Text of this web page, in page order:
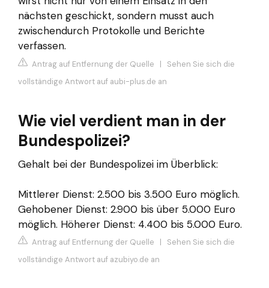
nächsten geschickt, sondern musst auch
zwischendurch Protokolle und Berichte
verfassen.
Antrag auf Entfernung der Quelle | Sehen Sie sich die
vollständige Antwort auf aubi-plus.de an
Wie viel verdient man in der
Bundespolizei?
Gehalt bei der Bundespolizei im Überblick:
Mittlerer Dienst: 2.500 bis 3.500 Euro möglich.
Gehobener Dienst: 2.900 bis über 5.000 Euro
möglich. Höherer Dienst: 4.400 bis 5.000 Euro.
Antrag auf Entfernung der Quelle | Sehen Sie sich die
vollständige Antwort auf azubiyo.de an